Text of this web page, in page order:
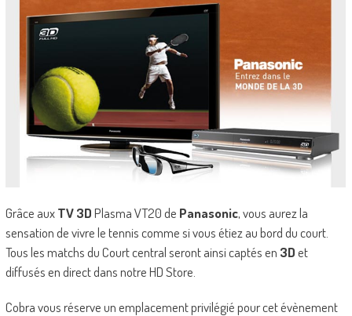
Grâce auxTV 3DPlasma VT20 de Panasonic, vous aurez la
sensation de vivre le tennis comme si vous étiez au bord du court.
Tous les matchs du Court central seront ainsi captés en 3Det
diffusés en direct dans notre HD Store.
Cobra vous réserve un emplacement privilégié pour cet évènement